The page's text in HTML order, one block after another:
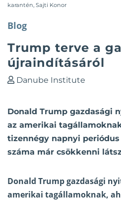
karantén, Sajti Konor
Blog
Trump terve a
újraindításáról
Danube Institute
Donald Trump gazdasági
az amerikai
tizennégy napnyi
száma már csökkenni
Donald Trump gazdasági
amerikai tagállamoknak,